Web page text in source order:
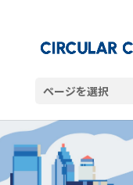
ページを選択